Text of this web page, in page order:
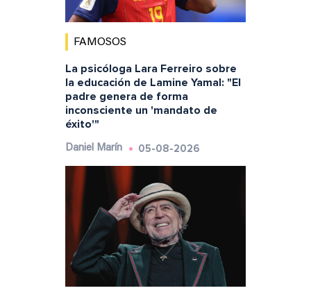
FAMOSOS
La psicóloga Lara Ferreiro sobre
la educación de Lamine Yamal: "El
padre genera de forma
inconsciente un 'mandato de
éxito'"
Daniel Marín 05-08-2026